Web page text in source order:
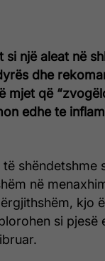
si një aleat në
dhe
mjet që
edhe te
shëndetshme
në
kjo
si pjesë